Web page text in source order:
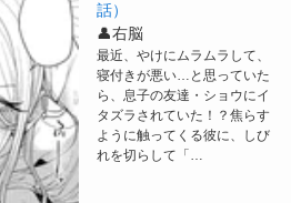
話）
👤右脳
最近、やけにムラムラして、
寝付きが悪い…と思っていた
ら、息子の友達・ショウにイ
タズラされていた！？焦らす
ように触ってくる彼に、しび
れを切らして「…